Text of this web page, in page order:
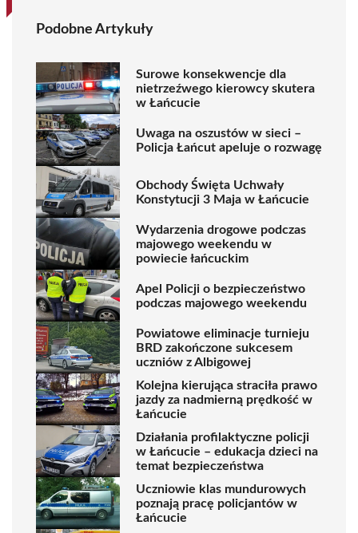
Podobne Artykuły
Surowe konsekwencje dla
nietrzeźwego kierowcy skutera
w Łańcucie
Uwaga na oszustów w sieci –
Policja Łańcut apeluje o rozwagę
Obchody Święta Uchwały
Konstytucji 3 Maja w Łańcucie
Wydarzenia drogowe podczas
majowego weekendu w
powiecie łańcuckim
Apel Policji o bezpieczeństwo
podczas majowego weekendu
Powiatowe eliminacje turnieju
BRD zakończone sukcesem
uczniów z Albigowej
Kolejna kierująca straciła prawo
jazdy za nadmierną prędkość w
Łańcucie
Działania profilaktyczne policji
w Łańcucie – edukacja dzieci na
temat bezpieczeństwa
Uczniowie klas mundurowych
poznają pracę policjantów w
Łańcucie